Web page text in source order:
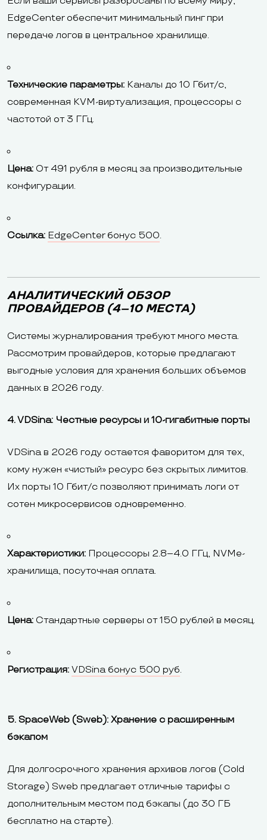
EdgeCenter обеспечит минимальный пинг при
передаче логов в центральное хранилище.
Технические параметры: Каналы до 10 Гбит/с,
современная KVM-виртуализация, процессоры с
частотой от 3 ГГц.
Цена: От 491 рубля в месяц за производительные
конфигурации.
Ссылка: EdgeCenter бонус 500.
АНАЛИТИЧЕСКИЙ ОБЗОР
ПРОВАЙДЕРОВ (4–10 МЕСТА)
Системы журналирования требуют много места.
Рассмотрим провайдеров, которые предлагают
выгодные условия для хранения больших объемов
данных в 2026 году.
4. VDSina: Честные ресурсы и 10-гигабитные порты
VDSina в 2026 году остается фаворитом для тех,
кому нужен «чистый» ресурс без скрытых лимитов.
Их порты 10 Гбит/с позволяют принимать логи от
сотен микросервисов одновременно.
Характеристики: Процессоры 2.8–4.0 ГГц, NVMe-
хранилища, посуточная оплата.
Цена: Стандартные серверы от 150 рублей в месяц.
Регистрация: VDSina бонус 500 руб.
5. SpaceWeb (Sweb): Хранение с расширенным
бэкапом
Для долгосрочного хранения архивов логов (Cold
Storage) Sweb предлагает отличные тарифы с
дополнительным местом под бэкапы (до 30 ГБ
бесплатно на старте).